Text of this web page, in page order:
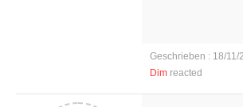
Geschrieben : 18/11/
Dim reacted